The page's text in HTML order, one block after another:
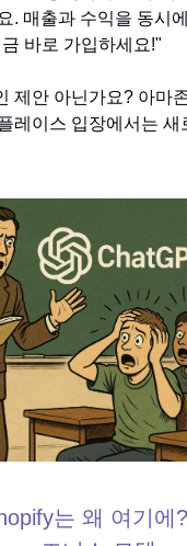
. 매출과 수익을 동시
바로 가입하세요!"
제안 아닌가요? 아마
레이스 입장에서는 새
는 왜 여기에